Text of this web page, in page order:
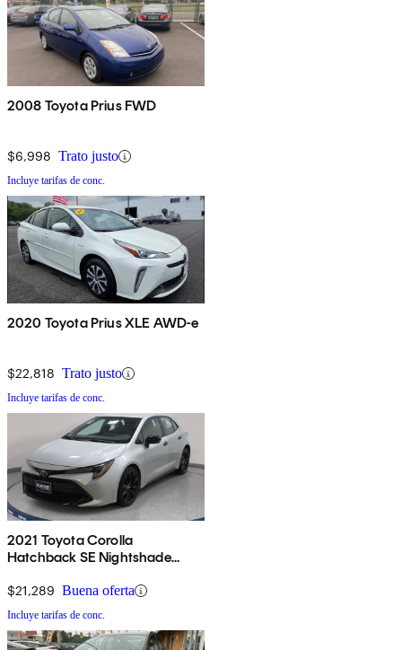
2008 Toyota Prius FWD
$6,998 Trato justo
Incluye tarifas de conc.
2020 Toyota Prius XLE AWD-e
$22,818 Trato justo
Incluye tarifas de conc.
2021 Toyota Corolla
Hatchback SE Nightshade
$21,289 Buena oferta
Incluye tarifas de conc.